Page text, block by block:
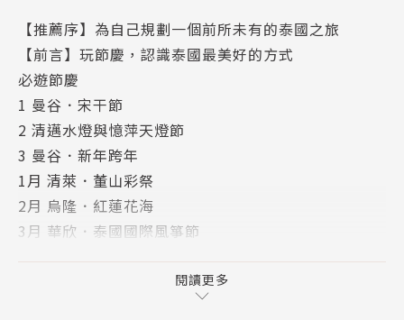
Wallace
跟著泰曆節慶，從1月至12月的跨年活動、宋干節（潑
水節）、
風箏節、面具節、水燈&天燈節等知名慶典，一路走南
闖北，
看盡不可思議的風俗民情，體驗東南亞多元融合的邊境
文化，
並親自參與，探索那既神祕又歡樂的暹羅面貌，一同瘋
慶典！
曼谷 → 宋干節、跨年煙火，逛街購物盡情放鬆…
【推薦序】為自己規劃一個前所未有的泰國之旅
【前言】玩節慶，認識泰國最美好的方式
必遊節慶
1 曼谷．宋干節
2 清邁水燈與憶萍天燈節
3 曼谷．新年跨年
1月 清萊．董山彩祭
2月 烏隆．紅蓮花海
3月 華欣．泰國國際風箏節
閱讀更多